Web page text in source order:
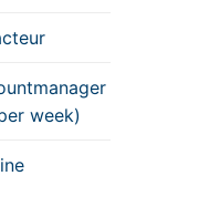
week)